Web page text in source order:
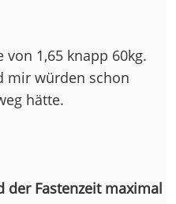
1,65 knapp 60kg.
mir würden schon
hätte.
Fastenzeit maximal